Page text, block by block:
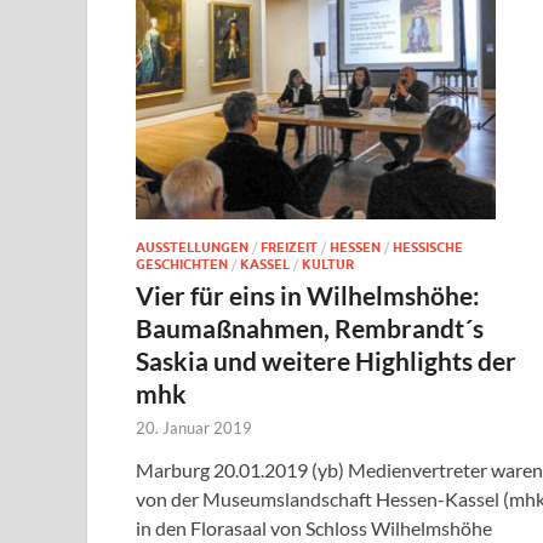
AUSSTELLUNGEN / FREIZEIT / HESSEN / HESSISCHE
GESCHICHTEN / KASSEL / KULTUR
Vier für eins in Wilhelmshöhe:
Baumaßnahmen, Rembrandt´s
Saskia und weitere Highlights der
mhk
20. Januar 2019
Marburg 20.01.2019 (yb) Medienvertreter waren
von der Museumslandschaft Hessen-Kassel
in den Florasaal von Schloss Wilhelmshöhe